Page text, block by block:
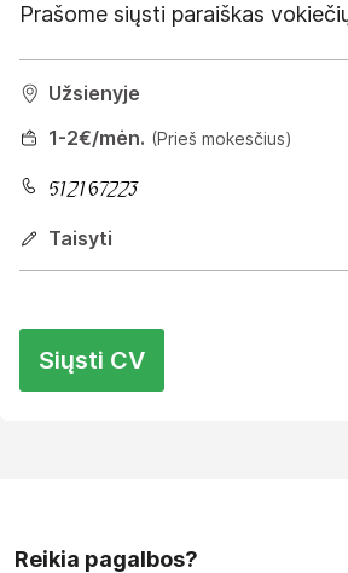
Prašome siųsti paraiškas
Užsienyje
1-2€/mėn. (Prieš mokesčius)
Taisyti
Siųsti CV
Reikia pagalbos?